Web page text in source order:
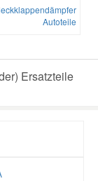
Autoteile
Ersatzteile